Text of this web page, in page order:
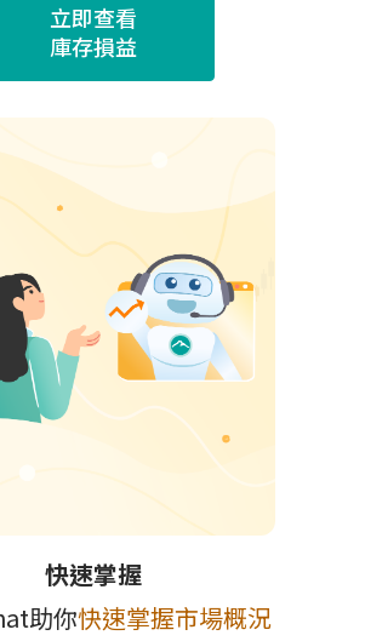
立即查看
庫存損益
快速掌握
助你快速掌握市場概況